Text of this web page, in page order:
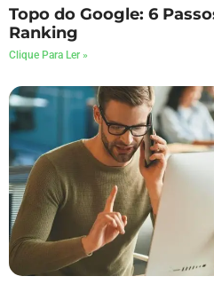
Topo do Google: 6
Ranking
Clique Para Ler »